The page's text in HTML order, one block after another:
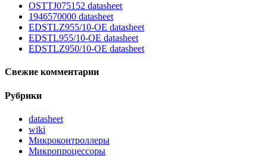
OSTTJ075152 datasheet
1946570000 datasheet
EDSTLZ955/10-OE datasheet
EDSTL955/10-OE datasheet
EDSTLZ950/10-OE datasheet
Свежие комментарии
Рубрики
datasheet
wiki
Микроконтроллеры
Микропроцессоры